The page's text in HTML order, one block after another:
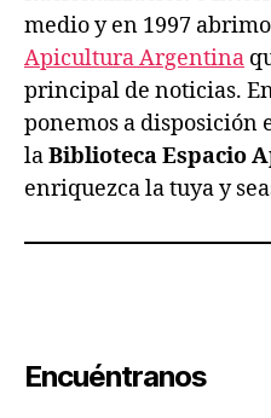
medio y en 1997
Apicultura Argentina
principal de noticias.
ponemos a disposición
laBiblioteca Espacio
enriquezca la tuya y
Encuéntranos